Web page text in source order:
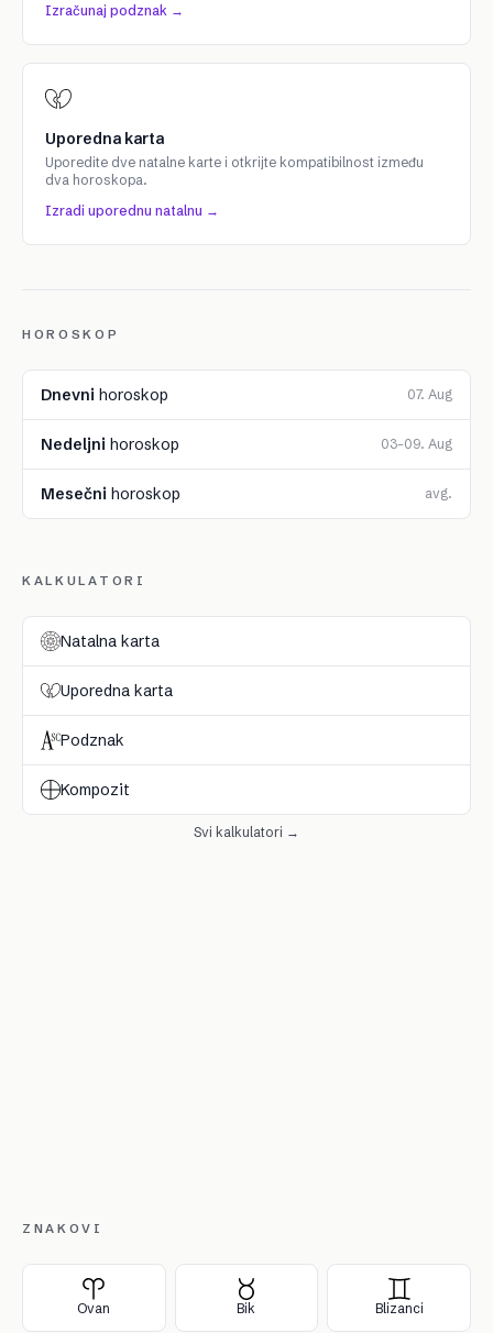
Izračunaj podznak →
Uporedna karta
Uporedite dve natalne karte i otkrijte kompatibilnost između
dva horoskopa.
Izradi uporednu natalnu →
HOROSKOP
Dnevni horoskop 07. Aug
Nedeljni horoskop 03–09. Aug
Mesečni horoskop avg.
KALKULATORI
Natalna karta
Uporedna karta
Podznak
Kompozit
Svi kalkulatori →
ZNAKOVI
Ovan Bik Blizanci